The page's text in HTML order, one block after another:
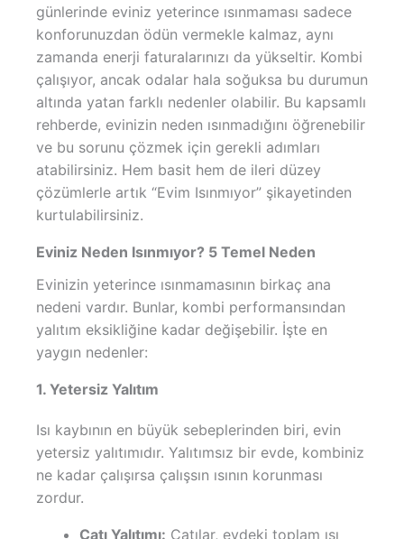
günlerinde eviniz yeterince ısınmaması sadece
konforunuzdan ödün vermekle kalmaz, aynı
zamanda enerji faturalarınızı da yükseltir. Kombi
çalışıyor, ancak odalar hala soğuksa bu durumun
altında yatan farklı nedenler olabilir. Bu kapsamlı
rehberde, evinizin neden ısınmadığını öğrenebilir
ve bu sorunu çözmek için gerekli adımları
atabilirsiniz. Hem basit hem de ileri düzey
çözümlerle artık “Evim Isınmıyor” şikayetinden
kurtulabilirsiniz.
Eviniz Neden Isınmıyor? 5 Temel Neden
Evinizin yeterince ısınmamasının birkaç ana
nedeni vardır. Bunlar, kombi performansından
yalıtım eksikliğine kadar değişebilir. İşte en
yaygın nedenler:
1. Yetersiz Yalıtım
Isı kaybının en büyük sebeplerinden biri, evin
yetersiz yalıtımıdır. Yalıtımsız bir evde, kombiniz
ne kadar çalışırsa çalışsın ısının korunması
zordur.
Çatı Yalıtımı: Çatılar, evdeki toplam ısı